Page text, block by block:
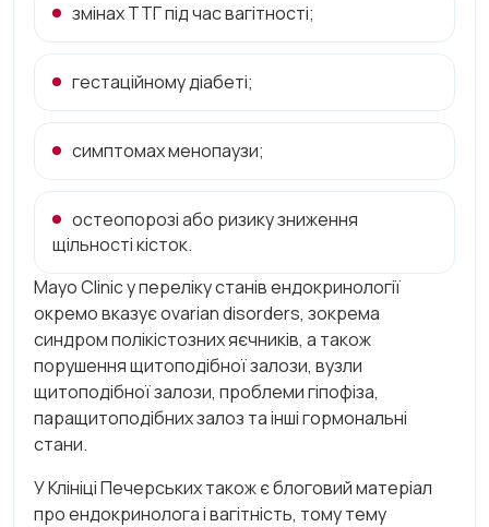
змінах ТТГ під час вагітності;
гестаційному діабеті;
симптомах менопаузи;
остеопорозі або ризику зниження
щільності кісток.
Mayo Clinic у переліку станів ендокринології
окремо вказує ovarian disorders, зокрема
синдром полікістозних яєчників, а також
порушення щитоподібної залози, вузли
щитоподібної залози, проблеми гіпофіза,
паращитоподібних залоз та інші гормональні
стани.
У Клініці Печерських також є блоговий матеріал
про ендокринолога і вагітність, тому тему